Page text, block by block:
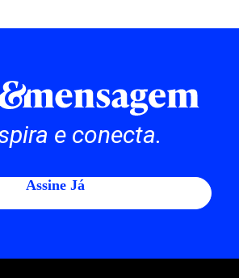
e conecta.
Assine Já